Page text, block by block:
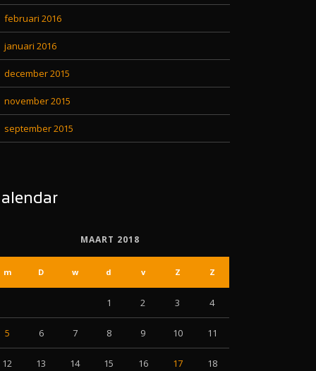
februari 2016
januari 2016
december 2015
november 2015
september 2015
MAART 2018
m D w d v Z Z
1 2 3 4
5 6 7 8 9 10 11
12 13 14 15 16 17 18